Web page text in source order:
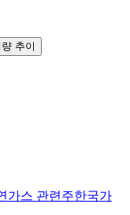
추이
가스 관련주한국가